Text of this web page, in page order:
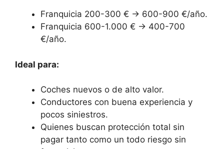
Franquicia 200-300 € → 600-900 €/año.
Franquicia 600-1.000 € → 400-700
€/año.
Ideal para:
Coches nuevos o de alto valor.
Conductores con buena experiencia y
pocos siniestros.
Quienes buscan protección total sin
pagar tanto como un todo riesgo sin